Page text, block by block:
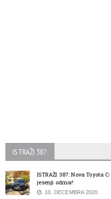
ISTRAŽI 387
ISTRAŽI 387: Nova Toyota
jesenji odmor!
10. DECEMBRA 2020.